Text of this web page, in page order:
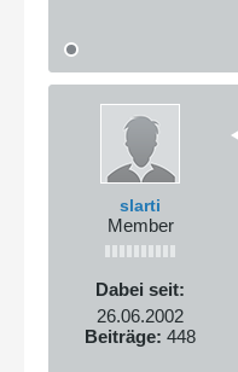
slarti
Member
Dabei seit:
26.06.2002
Beiträge: 448